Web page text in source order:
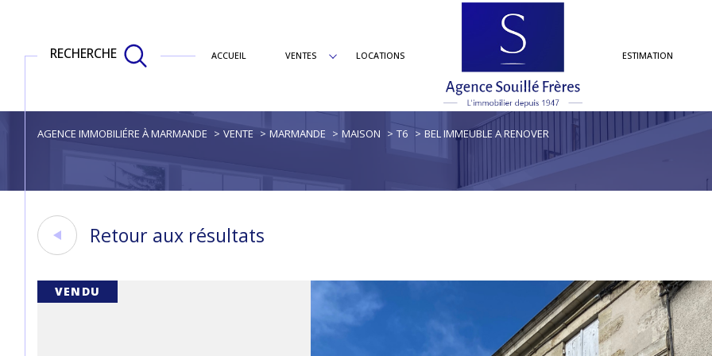
ACCUEIL VENTES
appartements maisons
LOCATIONS ESTIMATION
RECHERCHE
AGENCE IMMOBILIÉRE À MARMANDE VENTE MARMANDE MAISON T6 BEL IMMEUBLE A RENOVER
Retour aux résultats
VENDU